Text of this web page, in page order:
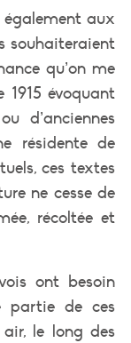
aux
souhaiteraient
qu’on me
évoquant
d’anciennes
résidente de
ces textes
ne cesse de
récoltée et
ont besoin
partie de ces
le long des